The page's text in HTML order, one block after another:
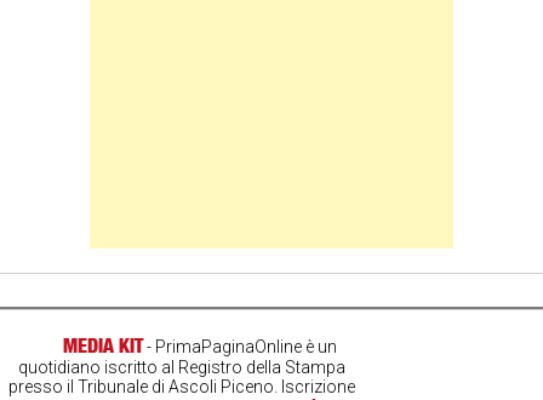
MEDIA KIT- PrimaPaginaOnline è un
quotidiano iscritto al Registro della Stampa
presso il Tribunale di Ascoli Piceno. Iscrizione